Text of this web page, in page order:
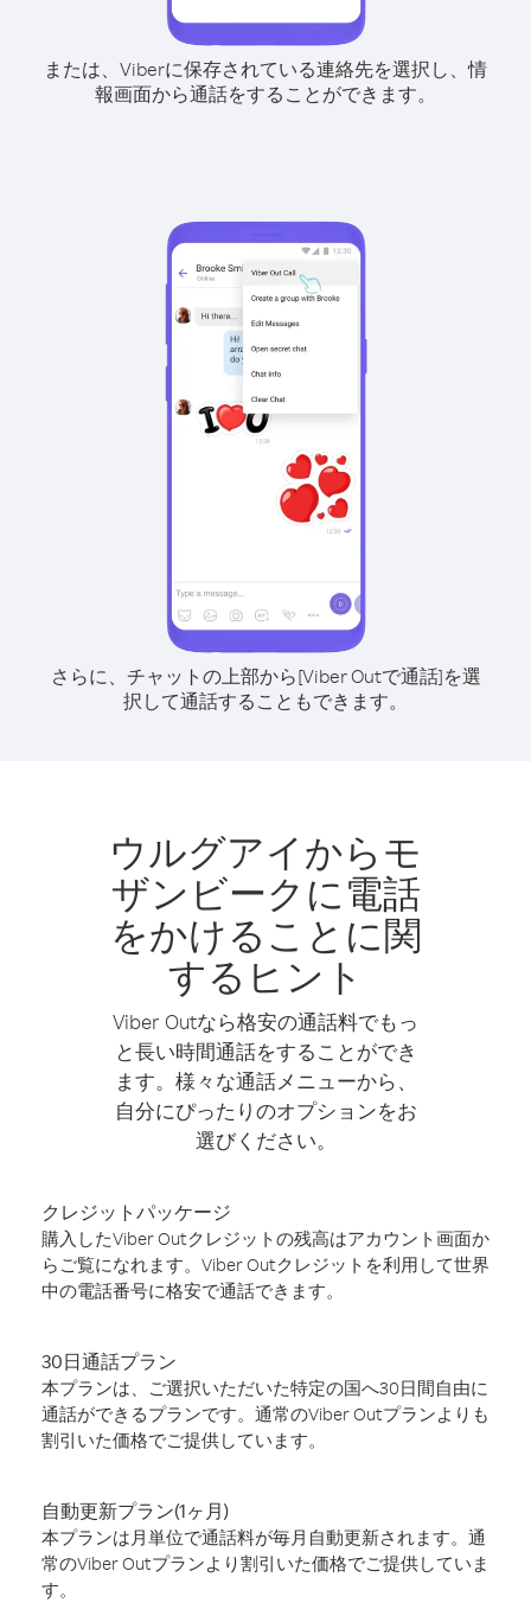
または、Viberに保存されている連絡先を選択し、情
報画面から通話をすることができます。
さらに、チャットの上部から[Viber Outで通話]を選
択して通話することもできます。
ウルグアイからモ
ザンビークに電話
をかけることに関
するヒント
Viber Outなら格安の通話料でもっ
と長い時間通話をすることができ
ます。様々な通話メニューから、
自分にぴったりのオプションをお
選びください。
クレジットパッケージ
購入したViber Outクレジットの残高はアカウント画面か
らご覧になれます。Viber Outクレジットを利用して世界
中の電話番号に格安で通話できます。
30日通話プラン
本プランは、ご選択いただいた特定の国へ30日間自由に
通話ができるプランです。通常のViber Outプランよりも
割引いた価格でご提供しています。
自動更新プラン(1ヶ月)
本プランは月単位で通話料が毎月自動更新されます。通
常のViber Outプランより割引いた価格でご提供していま
す。